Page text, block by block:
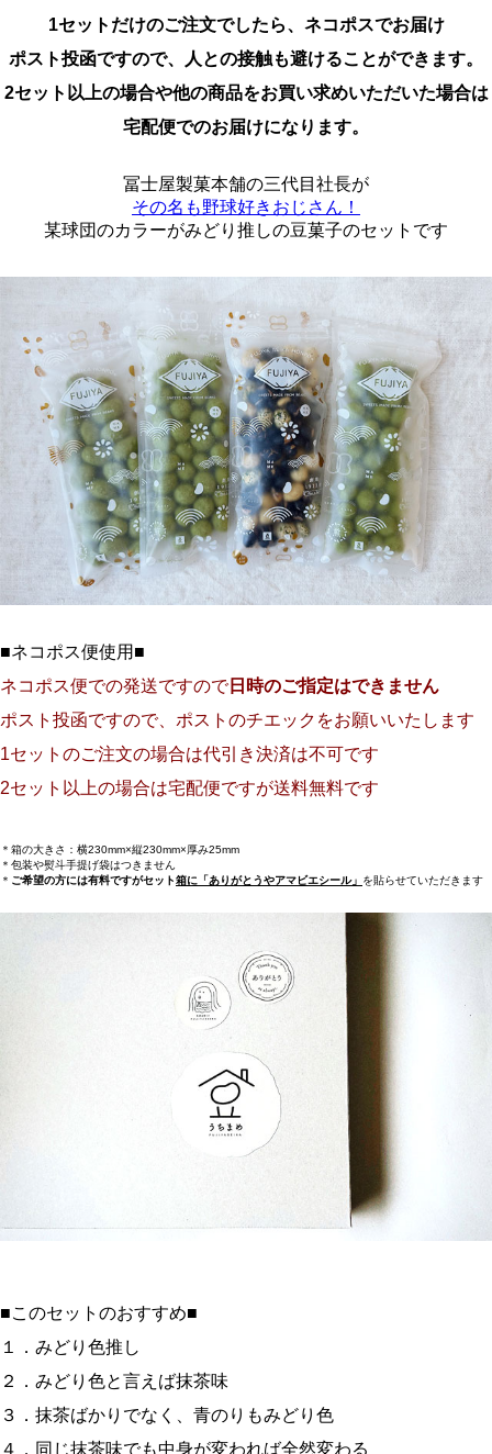
1セットだけのご注文でしたら、ネコポスでお届け
ポスト投函ですので、人との接触も避けることができます。
2セット以上の場合や他の商品をお買い求めいただいた場合は
宅配便でのお届けになります。
冨士屋製菓本舗の三代目社長が
その名も野球好きおじさん！
某球団のカラーがみどり推しの豆菓子のセットです
■ネコポス便使用■
ネコポス便での発送ですので日時のご指定はできません
ポスト投函ですので、ポストのチエックをお願いいたします
1セットのご注文の場合は代引き決済は不可です
2セット以上の場合は宅配便ですが送料無料です
＊箱の大きさ：横230mm×縦230mm×厚み25mm
＊包装や熨斗手提げ袋はつきません
＊ ご希望の方には有料ですがセット箱に「ありがとうやアマビエシール」 を貼らせていただきます
■このセットのおすすめ■
１．みどり色推し
２．みどり色と言えば抹茶味
３．抹茶ばかりでなく、青のりもみどり色
４．同じ抹茶味でも中身が変われば全然変わる